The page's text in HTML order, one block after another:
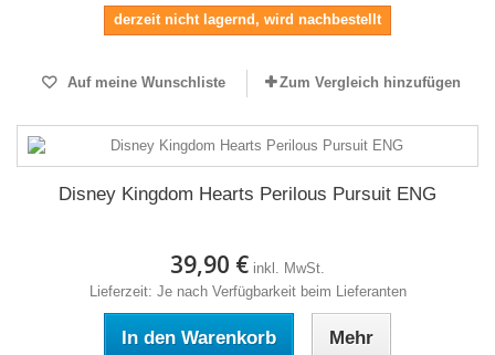
derzeit nicht lagernd, wird nachbestellt
Auf meine Wunschliste Zum Vergleich hinzufügen
Disney Kingdom Hearts Perilous Pursuit ENG
39,90 € inkl. MwSt.
Lieferzeit: Je nach Verfügbarkeit beim Lieferanten
In den Warenkorb Mehr